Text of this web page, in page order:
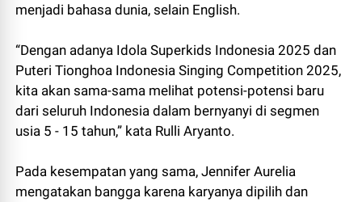
menjadi bahasa dunia, selain English.
“Dengan adanya Idola Superkids Indonesia 2025 dan
Puteri Tionghoa Indonesia Singing Competition 2025,
kita akan sama-sama melihat potensi-potensi baru
dari seluruh Indonesia dalam bernyanyi di segmen
usia 5 - 15 tahun,” kata Rulli Aryanto.
Pada kesempatan yang sama, Jennifer Aurelia
mengatakan bangga karena karyanya dipilih dan